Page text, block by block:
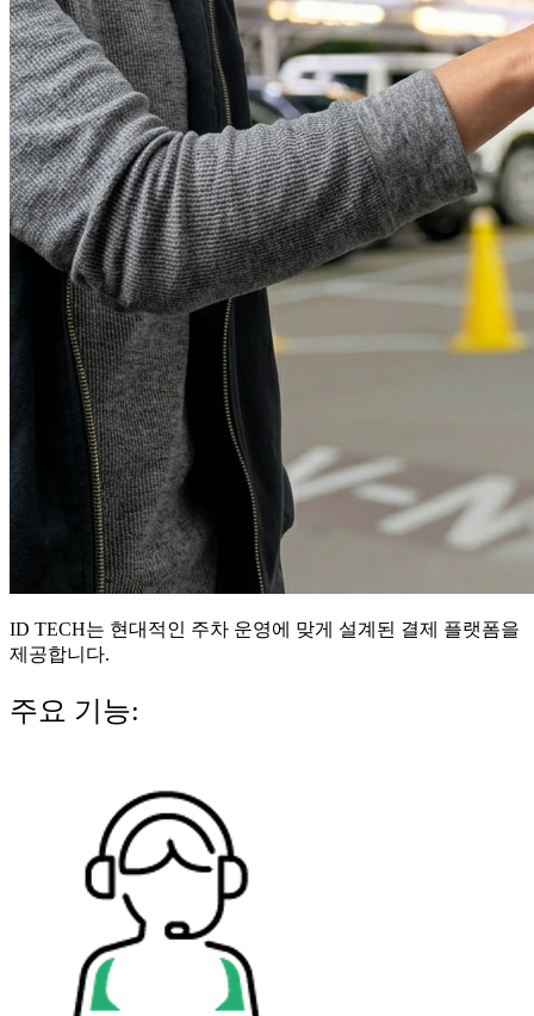
ID TECH는 현대적인 주차 운영에 맞게 설계된 결제 플랫폼을
제공합니다.
주요 기능: